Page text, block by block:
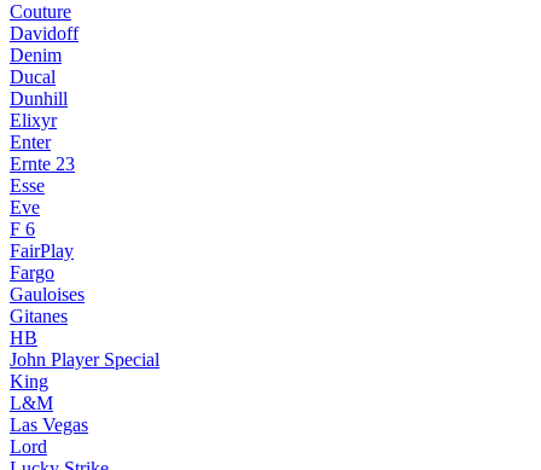
Couture
Davidoff
Denim
Ducal
Dunhill
Elixyr
Enter
Ernte 23
Esse
Eve
F 6
FairPlay
Fargo
Gauloises
Gitanes
HB
John Player Special
King
L&M
Las Vegas
Lord